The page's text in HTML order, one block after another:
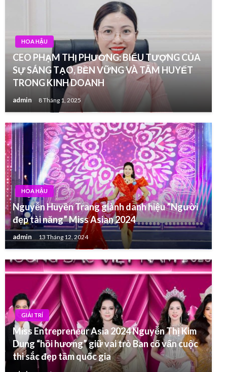
HOA HẬU
CEO PHẠM THỊ PHƯƠNG: BIỂU TƯỢNG CỦA
SỰ SÁNG TẠO, BỀN VỮNG VÀ TÂM HUYẾT
TRONG KINH DOANH
admin 8 Tháng 1, 2025
HOA HẬU
Nguyễn Huyền Trang giành danh hiệu ”Người
đẹp tài năng” Miss Asian 2024
admin 13 Tháng 12, 2024
GIẢI TRÍ
Miss Entrepreneur Asia 2024 Nguyễn Thị Kim
Dung “hồi hương” giữ vai trò Ban cố vấn cuộc
thi sắc đẹp tầm quốc gia